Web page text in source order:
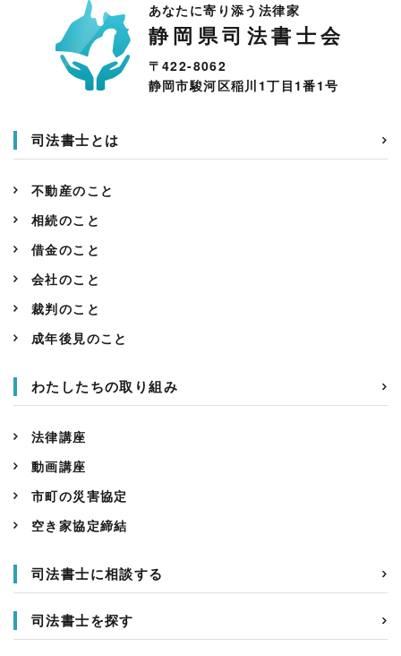
あなたに寄り添う法律家
静岡県司法書士会
〒422-8062
静岡市駿河区稲川1丁目1番1号
司法書士とは
不動産のこと
相続のこと
借金のこと
会社のこと
裁判のこと
成年後見のこと
わたしたちの取り組み
法律講座
動画講座
市町の災害協定
空き家協定締結
司法書士に相談する
司法書士を探す